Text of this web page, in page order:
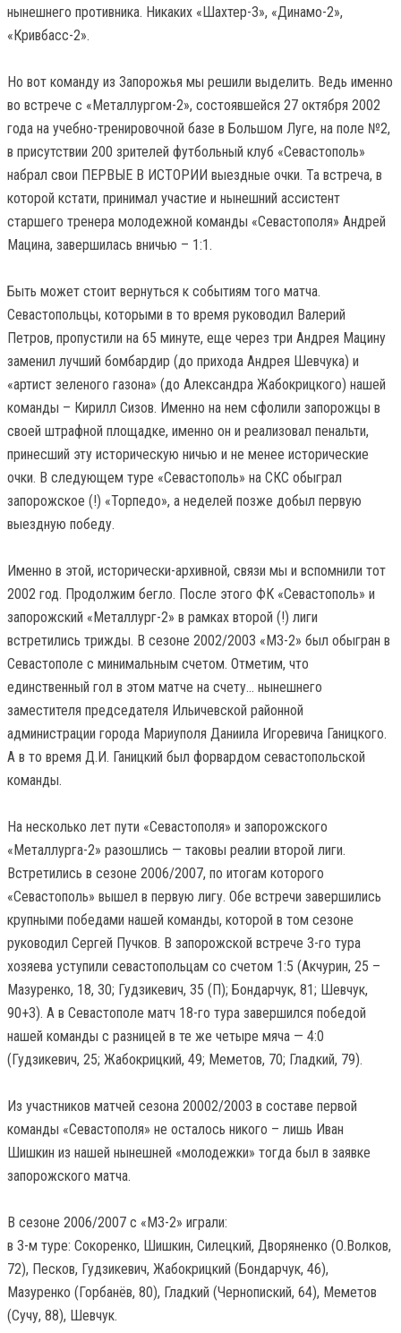
нынешнего противника. Никаких «Шахтер-3», «Динамо-2»,
«Кривбасс-2».
Но вот команду из Запорожья мы решили выделить. Ведь именно
во встрече с «Металлургом-2», состоявшейся 27 октября 2002
года на учебно-тренировочной базе в Большом Луге, на поле №2,
в присутствии 200 зрителей футбольный клуб «Севастополь»
набрал свои ПЕРВЫЕ В ИСТОРИИ выездные очки. Та встреча, в
которой кстати, принимал участие и нынешний ассистент
старшего тренера молодежной команды «Севастополя» Андрей
Мацина, завершилась вничью – 1:1.
Быть может стоит вернуться к событиям того матча.
Севастопольцы, которыми в то время руководил Валерий
Петров, пропустили на 65 минуте, еще через три Андрея Мацину
заменил лучший бомбардир (до прихода Андрея Шевчука) и
«артист зеленого газона» (до Александра Жабокрицкого) нашей
команды – Кирилл Сизов. Именно на нем сфолили запорожцы в
своей штрафной площадке, именно он и реализовал пенальти,
принесший эту историческую ничью и не менее исторические
очки. В следующем туре «Севастополь» на СКС обыграл
запорожское (!) «Торпедо», а неделей позже добыл первую
выездную победу.
Именно в этой, исторически-архивной, связи мы и вспомнили тот
2002 год. Продолжим бегло. После этого ФК «Севастополь» и
запорожский «Металлург-2» в рамках второй (!) лиги
встретились трижды. В сезоне 2002/2003 «МЗ-2» был обыгран в
Севастополе с минимальным счетом. Отметим, что
единственный гол в этом матче на счету… нынешнего
заместителя председателя Ильичевской районной
администрации города Мариуполя Даниила Игоревича Ганицкого.
А в то время Д.И. Ганицкий был форвардом севастопольской
команды.
На несколько лет пути «Севастополя» и запорожского
«Металлурга-2» разошлись — таковы реалии второй лиги.
Встретились в сезоне 2006/2007, по итогам которого
«Севастополь» вышел в первую лигу. Обе встречи завершились
крупными победами нашей команды, которой в том сезоне
руководил Сергей Пучков. В запорожской встрече 3-го тура
хозяева уступили севастопольцам со счетом 1:5 (Акчурин, 25 –
Мазуренко, 18, 30; Гудзикевич, 35 (П); Бондарчук, 81; Шевчук,
90+3). А в Севастополе матч 18-го тура завершился победой
нашей команды с разницей в те же четыре мяча — 4:0
(Гудзикевич, 25; Жабокрицкий, 49; Меметов, 70; Гладкий, 79).
Из участников матчей сезона 20002/2003 в составе первой
команды «Севастополя» не осталось никого – лишь Иван
Шишкин из нашей нынешней «молодежки» тогда был в заявке
запорожского матча.
В сезоне 2006/2007 с «МЗ-2» играли:
в 3-м туре: Сокоренко, Шишкин, Силецкий, Дворяненко (О.Волков,
72), Песков, Гудзикевич, Жабокрицкий (Бондарчук, 46),
Мазуренко (Горбанёв, 80), Гладкий (Чернопиский, 64), Меметов
(Сучу, 88), Шевчук.